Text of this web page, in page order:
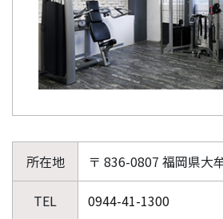
所在地 〒 836-0807 福岡県大
TEL 0944-41-1300